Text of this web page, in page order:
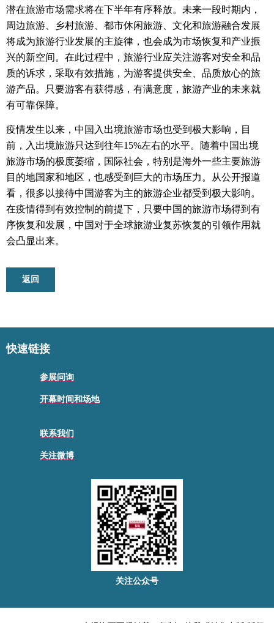
潜在旅游市场需求将在下半年有序释放。 未来一段时期内，
周边旅游、乡村旅游、都市休闲旅游、文化和旅游融合发展
将成为旅游行业发展的主旋律，也会成为市场恢复和产业振
兴的新空间。 在此过程中，旅游行业应关注游客对安全和品
质的诉求，采取有效措施，为游客提供安全、品质放心的旅
游产品。
只要游客有获得感，有满意度，旅游产业的未来就
有可靠保障。
疫情发生以来，中国入出境旅游市场也受到极大影响，目
前，入出境旅游只达到往年15%左右的水平。
随着中国出境
旅游市场的极度萎缩，国际社会，特别是海外一些主要旅游
目的地国家和地区，也感受到巨大的市场压力。 从公开报道
看，很多以接待中国游客为主的旅游企业都受到极大影响。
在疫情得到有效控制的前提下，只要中国的旅游市场得到有
序恢复和发展，中国对于全球旅游业复苏恢复的引领作用就
会凸显出来。
返回
快速链接
参展问询
开幕时间和场地
联系我们
关注微博
关注公众号